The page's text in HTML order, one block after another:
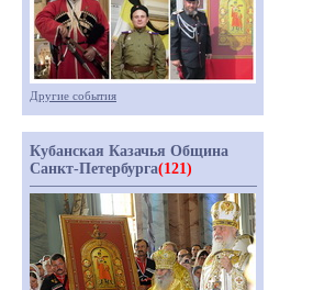
Другие события
Кубанская Казачья Община
Санкт-Петербурга(121)